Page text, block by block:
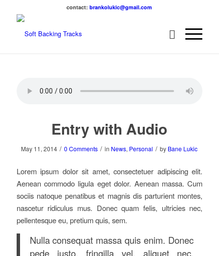
contact:brankolukic@gmail.com
Entry with Audio
May 11, 2014 / 0 Comments / in News, Personal / by Bane Lukic
Lorem ipsum dolor sit amet, consectetuer adipiscing elit.
Aenean commodo ligula eget dolor. Aenean massa. Cum
sociis natoque penatibus et magnis dis parturient montes,
nascetur ridiculus mus. Donec quam felis, ultricies nec,
pellentesque eu, pretium quis, sem.
Nulla consequat massa quis enim. Donec
pede justo, fringilla vel, aliquet nec,